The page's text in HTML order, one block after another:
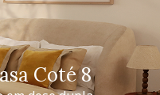
Coté 8